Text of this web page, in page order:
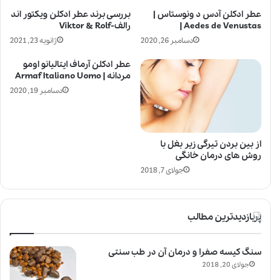
بررسی برند عطر ادکلن ویکتور اند
رالف-Viktor & Rolf
ژانویه 23, 2021
عطر ادکلن آدس د ونوستاس |
Aedes de Venustas |
دسامبر 26, 2020
عطر ادکلن آرماف ایتالیانو اومو
مردانه | Armaf Italiano Uomo
دسامبر 19, 2020
از بین بردن تیرگی زیر بغل با
روش های درمان خانگی
جولای 7, 2018
پربازدیدترین مطالب
سنگ کیسه صفرا و درمان آن در طب سنتی
جولای 20, 2018